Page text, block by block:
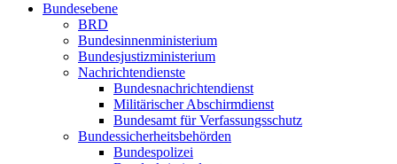
Bundesebene
BRD
Bundesinnenministerium
Bundesjustizministerium
Nachrichtendienste
Bundesnachrichtendienst
Militärischer Abschirmdienst
Bundesamt für Verfassungsschutz
Bundessicherheitsbehörden
Bundespolizei